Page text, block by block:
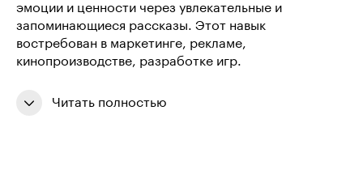
эмоции и ценности через увлекательные и
запоминающиеся рассказы. Этот навык
востребован в маркетинге, рекламе,
кинопроизводстве, разработке игр.
Читать полностью